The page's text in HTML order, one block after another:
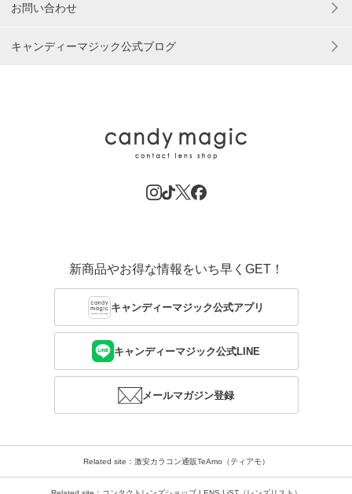
お問い合わせ
キャンディーマジック公式ブログ
新商品やお得な情報をいち早くGET！
キャンディーマジック公式アプリ
キャンディーマジック公式LINE
メールマガジン登録
Related site：激安カラコン通販TeAmo（ティアモ）